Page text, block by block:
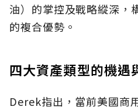
油）的掌控及戰略縱深，
的複合優勢。
四大資產類型的機遇
Derek指出，當前美國商